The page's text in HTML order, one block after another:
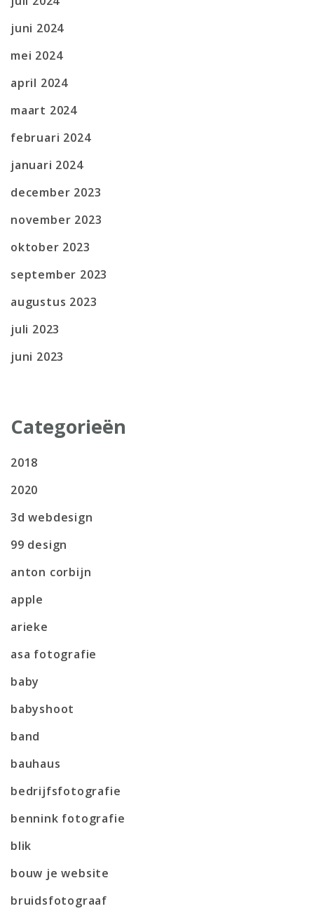
juni 2024
mei 2024
april 2024
maart 2024
februari 2024
januari 2024
december 2023
november 2023
oktober 2023
september 2023
augustus 2023
juli 2023
juni 2023
Categorieën
2018
2020
3d webdesign
99 design
anton corbijn
apple
arieke
asa fotografie
baby
babyshoot
band
bauhaus
bedrijfsfotografie
bennink fotografie
blik
bouw je website
bruidsfotograaf